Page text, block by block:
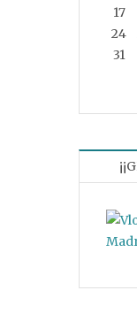
17
24
31